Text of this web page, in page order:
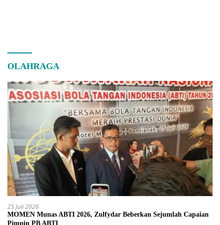
OLAHRAGA
25 Juli 2026
MOMEN Munas ABTI 2026, Zulfydar Beberkan Sejumlah Capaian
Pimpin PB ABTI